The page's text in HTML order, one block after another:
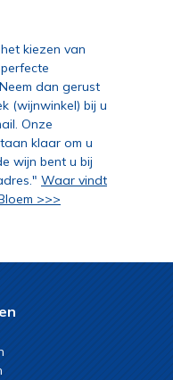
kiezen van
dan gerust
(wijnwinkel) bij u
Onze
klaar om u
wijn bent u bij
Waar vindt
>>>